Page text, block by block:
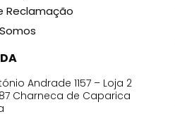
Reclamação
Andrade 1157 – Loja 2
Charneca de Caparica